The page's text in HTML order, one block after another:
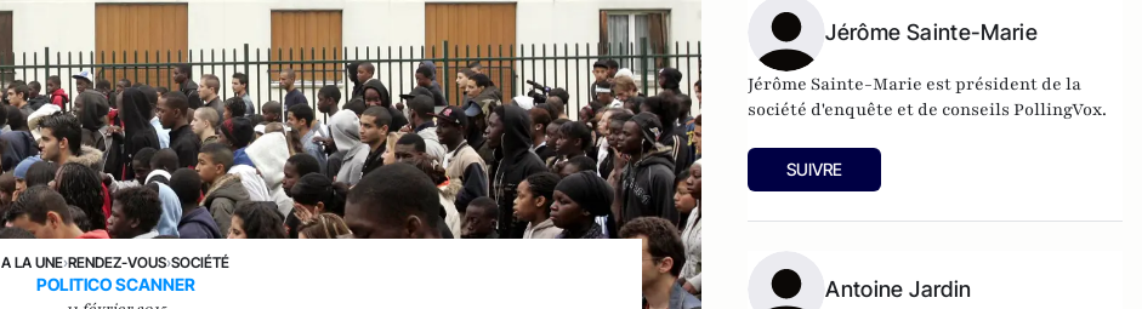
A LA UNE›RENDEZ-VOUS›SOCIÉTÉ
POLITICO SCANNER
Jérôme Sainte-Marie
Jérôme Sainte-Marie est président de la
société d'enquête et de conseils PollingVox.
SUIVRE
Antoine Jardin